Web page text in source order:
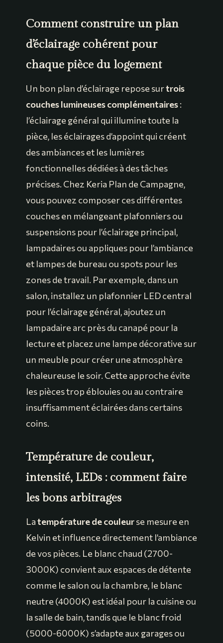
Comment construire un plan
d’éclairage cohérent pour
chaque pièce du logement
Un bon plan d’éclairage repose surtrois
couches lumineuses complémentaires:
l’éclairage général qui illumine toute la
pièce, les éclairages d’appoint qui créent
des ambiances et les lumières
fonctionnelles dédiées à des tâches
précises. Chez Keria Plan de Campagne,
vous pouvez composer ces différentes
couches en mélangeant plafonniers ou
suspensions pour l’éclairage principal,
lampadaires ou appliques pour l’ambiance
et lampes de bureau ou spots pour les
zones de travail. Par exemple, dans un
salon, installez un plafonnier LED central
pour l’éclairage général, ajoutez un
lampadaire arc près du canapé pour la
lecture et placez une lampe décorative sur
un meuble pour créer une atmosphère
chaleureuse le soir. Cette approche évite
les pièces trop éblouies ou au contraire
insuffisamment éclairées dans certains
coins.
Température de couleur,
intensité, LEDs : comment faire
les bons arbitrages
Latempérature de couleurse mesure en
Kelvin et influence directement l’ambiance
de vos pièces. Le blanc chaud (2700-
3000K) convient aux espaces de détente
comme le salon ou la chambre, le blanc
neutre (4000K) est idéal pour la cuisine ou
la salle de bain, tandis que le blanc froid
(5000-6000K) s’adapte aux garages ou